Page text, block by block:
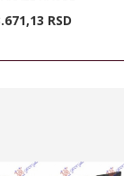
13 RSD